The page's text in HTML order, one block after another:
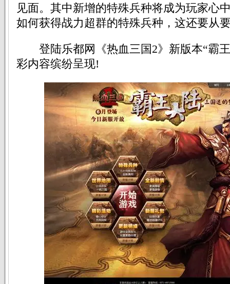
见面。其中新增的特殊兵种将成为玩家心
如何获得战力超群的特殊兵种，这还要从
登陆乐都网《热血三国2》新版本“霸王
彩内容缤纷呈现!